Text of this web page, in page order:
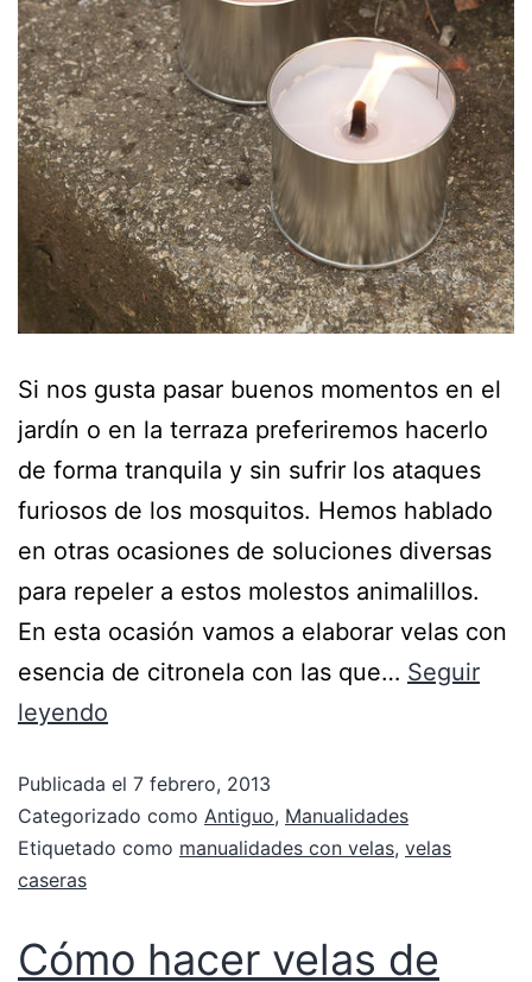
Si nos gusta pasar buenos momentos en el
jardín o en la terraza preferiremos hacerlo
de forma tranquila y sin sufrir los ataques
furiosos de los mosquitos. Hemos hablado
en otras ocasiones de soluciones diversas
para repeler a estos molestos animalillos.
En esta ocasión vamos a elaborar velas con
esencia de citronela con las que… Seguir
leyendo
Publicada el 7 febrero, 2013
Categorizado como Antiguo, Manualidades
Etiquetado como manualidades con velas, velas
caseras
Cómo hacer velas de